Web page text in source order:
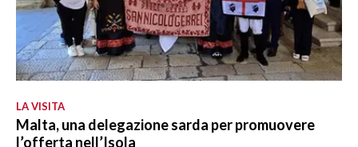
LA VISITA
Malta, una delegazione sarda per promuovere
l’offerta nell’Isola